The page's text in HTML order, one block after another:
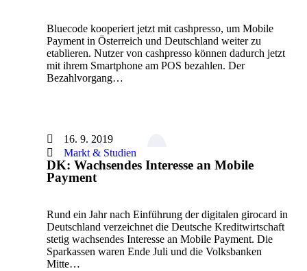
Bluecode kooperiert jetzt mit cashpresso, um Mobile
Payment in Österreich und Deutschland weiter zu
etablieren. Nutzer von cashpresso können dadurch jetzt
mit ihrem Smartphone am POS bezahlen. Der
Bezahlvorgang…
16. 9. 2019
Markt & Studien
DK: Wachsendes Interesse an Mobile
Payment
Rund ein Jahr nach Einführung der digitalen girocard in
Deutschland verzeichnet die Deutsche Kreditwirtschaft
stetig wachsendes Interesse an Mobile Payment. Die
Sparkassen waren Ende Juli und die Volksbanken
Mitte…